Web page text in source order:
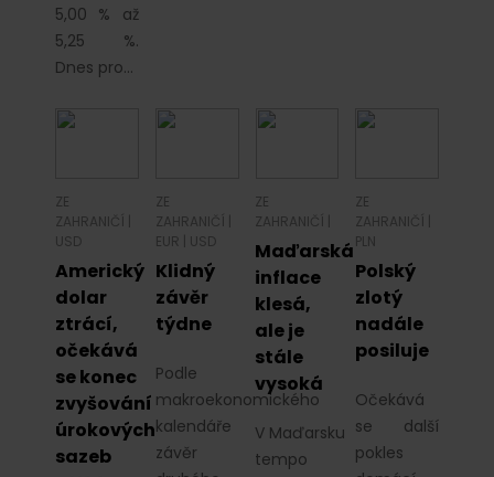
5,00 % až
5,25 %.
Dnes pro…
ZE
ZAHRANIČÍ
USD
Americký
dolar
ztrácí,
očekává
se konec
zvyšování
úrokových
sazeb
ZE
ZAHRANIČÍ
EUR
USD
Klidný
závěr
týdne
Podle
makroekonomického
kalendáře
závěr
ZE
ZAHRANIČÍ
Maďarská
inflace
klesá,
ale je
stále
vysoká
V Maďarsku
tempo
ZE
ZAHRANIČÍ
PLN
Polský
zlotý
nadále
posiluje
Očekává
se další
pokles